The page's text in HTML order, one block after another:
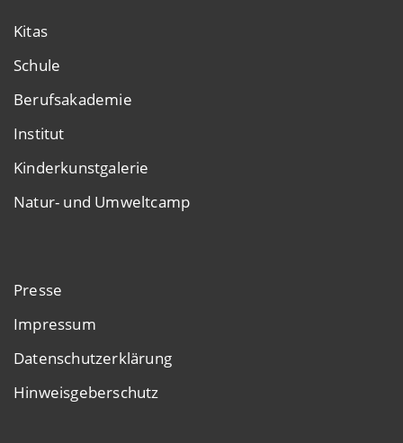
Kitas
Schule
Berufsakademie
Institut
Kinderkunstgalerie
Natur- und Umweltcamp
Presse
Impressum
Datenschutzerklärung
Hinweisgeberschutz